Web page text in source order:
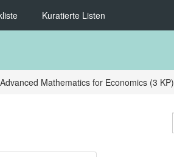
Kuratierte Listen
Mathematics for Economics (3 KP)